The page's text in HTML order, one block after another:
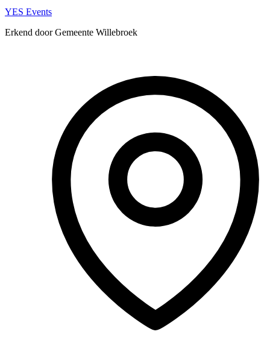
YES Events
Erkend door Gemeente Willebroek